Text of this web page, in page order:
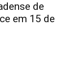
de
em 15 de